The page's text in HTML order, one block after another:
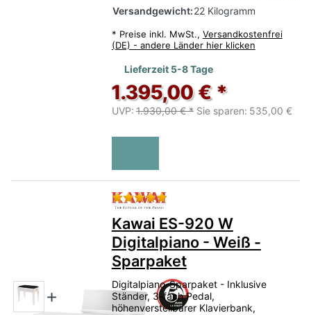
Versandgewicht:22 Kilogramm
* Preise inkl. MwSt., Versandkostenfrei
(DE) - andere Länder hier klicken
Lieferzeit 5-8 Tage
1.395,00 € *
UVP: 1.930,00 € * Sie sparen: 535,00 €
Bewertung: 5 von 5
Kawai ES-920 W
Digitalpiano - Weiß -
Sparpaket
Digitalpiano-Sparpaket - Inklusive
Ständer, 3-fach Pedal,
höhenverstellbarer Klavierbank,